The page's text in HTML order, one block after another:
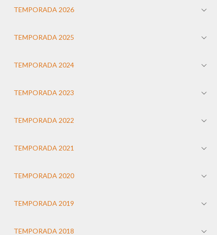
TEMPORADA 2026
TEMPORADA 2025
TEMPORADA 2024
TEMPORADA 2023
TEMPORADA 2022
TEMPORADA 2021
TEMPORADA 2020
TEMPORADA 2019
TEMPORADA 2018